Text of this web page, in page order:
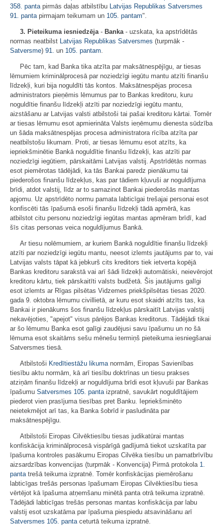
358. panta pirmās daļas atbilstību
Latvijas Republikas Satversmes
91. panta pirmajam teikumam un 105. pantam".
3. Pieteikuma iesniedzēja - Banka - uzskata, ka apstrīdētās
normas neatbilst
Latvijas Republikas Satversmes (turpmāk -
Satversme) 91. un 105. pantam
Pēc tam, kad Banka tika atzīta par maksātnespējīgu, ar tiesas
lēmumiem kriminālprocesā par noziedzīgi iegūtu mantu atzīti finanšu
līdzekļi, kuri bija noguldīti tās kontos. Maksātnespējas procesa
administrators pieņēmis lēmumus par to Bankas kreditoru, kuru
noguldītie finanšu līdzekļi atzīti par noziedzīgi iegūtu mantu,
aizstāšanu ar Latvijas valsti atbilstoši tai pašai kreditoru kārtai. Tomēr
ar tiesas lēmumu esot apmierināta Valsts ieņēmumu dienesta sūdzība
un šāda maksātnespējas procesa administratora rīcība atzīta par
neatbilstošu likumam. Proti, ar tiesas lēmumu esot atzīts, ka
iepriekšminētie Bankā noguldītie finanšu līdzekļi, kas atzīti par
noziedzīgi iegūtiem, pārskaitāmi Latvijas valstij. Apstrīdētās normas
esot piemērotas tādējādi, ka tās Bankai paredz pienākumu tai
piederošos finanšu līdzekļus, kas par tādiem kļuvuši ar noguldījuma
brīdi, atdot valstij, līdz ar to samazinot Bankai piederošās mantas
apjomu. Uz apstrīdēto normu pamata labticīgai trešajai personai esot
konfiscēti tās īpašumā esoši finanšu līdzekļi tādā apmērā, kas
atbilstot citu personu noziedzīgi iegūtas mantas apmēram brīdī, kad
šīs citas personas veica noguldījumus Bankā.
Ar tiesu nolēmumiem, ar kuriem Bankā noguldītie finanšu līdzekļi
atzīti par noziedzīgi iegūtu mantu, neesot izlemts jautājums par to, vai
Latvijas valsts tāpat kā jebkurš cits kreditors tiek ietverta kopējā
Bankas kreditoru sarakstā vai arī šādi līdzekļi automātiski, neievērojot
kreditoru kārtu, tiek pārskaitīti valsts budžetā. Šis jautājums galīgi
esot izlemts ar Rīgas pilsētas Vidzemes priekšpilsētas tiesas 2020.
gada 9. oktobra lēmumu civillietā, ar kuru esot skaidri atzīts tas, ka
Bankai ir pienākums šos finanšu līdzekļus pārskaitīt Latvijas valstij
nekavējoties, "apejot" visus pārējos Bankas kreditorus. Tādējādi tikai
ar šo lēmumu Banka esot galīgi zaudējusi savu īpašumu un no šā
lēmuma esot skaitāms sešu mēnešu termiņš pieteikuma iesniegšanai
Satversmes tiesā.
Atbilstoši Kredītiestāžu likuma normām, Eiropas Savienības
tiesību aktu normām, kā arī tiesību doktrīnas un tiesu prakses
atziņām finanšu līdzekļi ar noguldījuma brīdi esot kļuvuši par Bankas
īpašumu Satversmes 105. panta izpratnē, savukārt noguldītājiem
piederot vien prasījuma tiesības pret Banku. Iepriekšminēto
neietekmējot arī tas, ka Banka šobrīd ir pasludināta par
maksātnespējīgu.
Atbilstoši Eiropas Cilvēktiesību tiesas judikatūrai mantas
konfiskācija kriminālprocesā vispārīgā gadījumā tiekot uzskatīta par
īpašuma kontroles pasākumu Eiropas Cilvēka tiesību un pamatbrīvību
aizsardzības konvencijas (turpmāk - Konvencija) Pirmā protokola 1.
panta trešā teikuma izpratnē. Tomēr konfiskācijas piemērošanu
labticīgas trešās personas īpašumam Eiropas Cilvēktiesību tiesa
vērtējot kā īpašuma atņemšanu minētā panta otrā teikuma izpratnē.
Tādējādi labticīgas trešās personas mantas konfiskācija par labu
valstij esot uzskatāma par īpašuma piespiedu atsavināšanu arī
Satversmes 105. panta ceturtā teikuma izpratnē.